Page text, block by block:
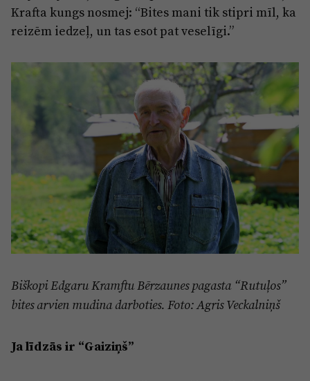
Krafta kungs nosmej: “Bites mani tik stipri mīl, ka
reizēm iedzeļ, un tas esot pat veselīgi.”
Biškopi Edgaru Kramftu Bērzaunes pagasta “Rutuļos”
bites arvien mudina darboties. Foto: Agris Veckalniņš
Ja līdzās ir “Gaiziņš”